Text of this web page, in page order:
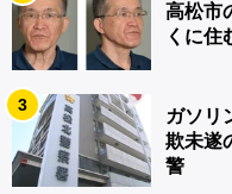
高松市
くに住
3
ガソリ
欺未遂
警